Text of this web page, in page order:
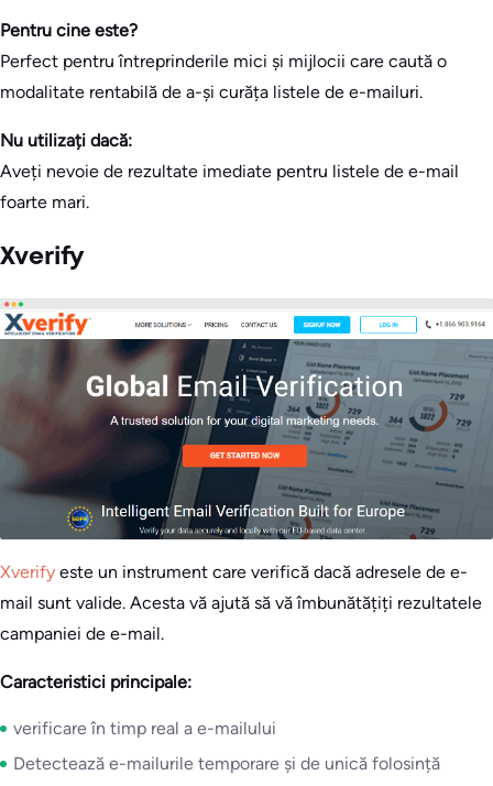
Pentru cine este?
Perfect pentru întreprinderile mici și mijlocii care caută o
modalitate rentabilă de a-și curăța listele de e-mailuri.
Nu utilizați dacă:
Aveți nevoie de rezultate imediate pentru listele de e-mail
foarte mari.
Xverify
Xverify este un instrument care verifică dacă adresele de e-
mail sunt valide. Acesta vă ajută să vă îmbunătățiți rezultatele
campaniei de e-mail.
Caracteristici principale:
verificare în timp real a e-mailului
Detectează e-mailurile temporare și de unică folosință